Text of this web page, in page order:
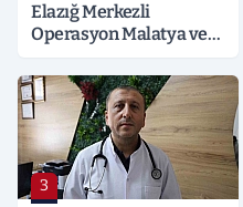
Elazığ Merkezli
Operasyon Malatya ve
Detaylar Merak Konusu
3